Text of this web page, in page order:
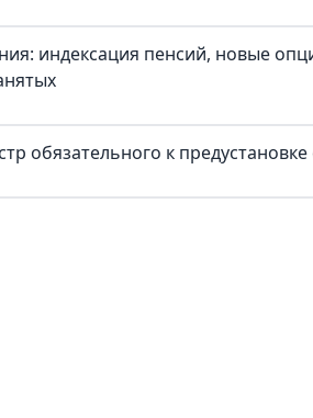
индексация пенсий, новые
обязательного к предустановке